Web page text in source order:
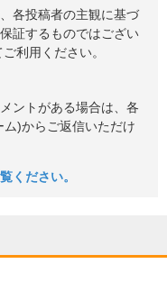
各投稿者の主観に基づ
証するものではござい
利用ください。
ントがある場合は、各
)からご返信いただけ
ください。